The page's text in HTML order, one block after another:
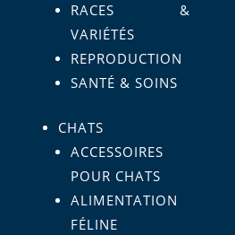
RACES &
VARIÉTÉS
REPRODUCTION
SANTÉ & SOINS
CHATS
ACCESSOIRES
POUR CHATS
ALIMENTATION
FÉLINE